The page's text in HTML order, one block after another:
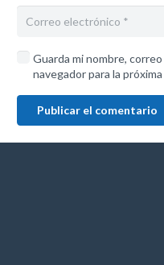
Guarda mi nombre,
navegador para la
Publicar el comentario